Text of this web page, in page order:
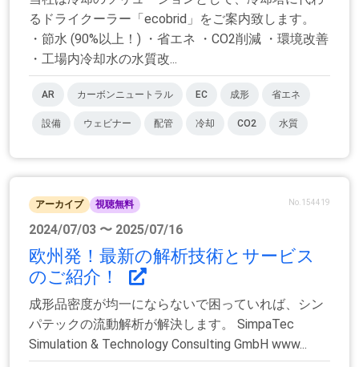
るドライクーラー「ecobrid」をご案内致します。
・節水 (90%以上！) ・省エネ ・CO2削減 ・環境改善
・工場内冷却水の水質改...
AR カーボンニュートラル EC 成形 省エネ
設備 ウェビナー 配管 冷却 CO2 水質
アーカイブ 視聴無料 No.154419
2024/07/03 〜 2025/07/16
欧州発！最新の解析技術とサービス
のご紹介！
成形品密度が均一にならないで困っていれば、シン
パテックの流動解析が解決します。 SimpaTec
Simulation & Technology Consulting GmbH www...